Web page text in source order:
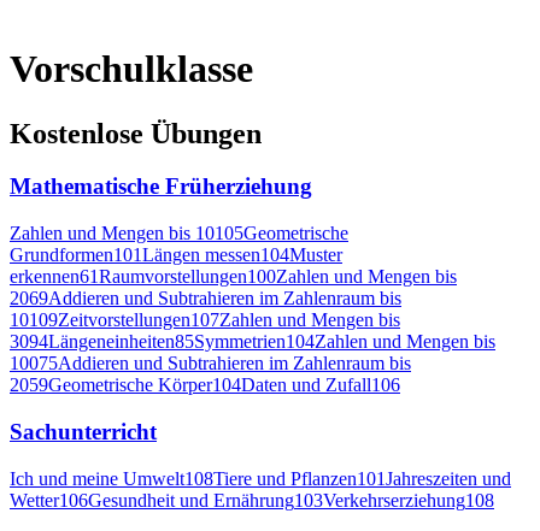
Vorschulklasse
Kostenlose Übungen
Mathematische Früherziehung
Zahlen und Mengen bis 10105Geometrische
Grundformen101Längen messen104Muster
erkennen61Raumvorstellungen100Zahlen und Mengen bis
2069Addieren und Subtrahieren im Zahlenraum bis
10109Zeitvorstellungen107Zahlen und Mengen bis
3094Längeneinheiten85Symmetrien104Zahlen und Mengen bis
10075Addieren und Subtrahieren im Zahlenraum bis
2059Geometrische Körper104Daten und Zufall106
Sachunterricht
Ich und meine Umwelt108Tiere und Pflanzen101Jahreszeiten und
Wetter106Gesundheit und Ernährung103Verkehrserziehung108